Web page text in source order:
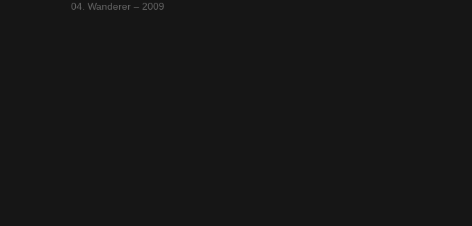
04. Wanderer – 2009